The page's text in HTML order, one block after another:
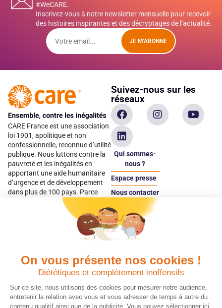
On vous présente nos cookies !
Diététiques et complétement inoffensifs
Sur ce site, nous utilisons des cookies pour mesurer notre audience,
entretenir la relation avec vous et vous adresser de temps à autre du
contenu qualitif ainsi que de la publicité. Vous pouvez sélectionner ici
#WeCARE.
Inscrivez-vous à notre newsletter mensuelle pour recevoir
des histoires inspirantes et des décryptages de l’actualité.
JE M'ABONNE
CARE France est une association
loi 1901, apolitique et non
confessionnelle, reconnue d’utilité
publique. Nous luttons contre la
pauvreté et les inégalités en
apportant une aide humanitaire
d’urgence et de développement
dans plus de 100 pays. Parce
qu’elles sont les premières
victimes des inégalités, CARE met
les femmes et les filles au cœur
Suivez-nous sur les
réseaux
Qui sommes-
nous ?
Espace presse
Nous contacter
Espace
donateur
Quels avantages fiscaux ?
Chaque don effectué à une
association reconnue d’utilité
publique comme CARE, est
déductible jusqu’à 75 % de l’impôt
Donner en confiance
Vos dons sont
déductibles à 75 % de
vos impôts. Depuis
plus de 15 ans, CARE